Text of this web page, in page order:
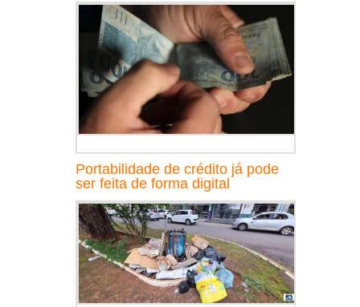
Portabilidade de crédito já pode
ser feita de forma digital